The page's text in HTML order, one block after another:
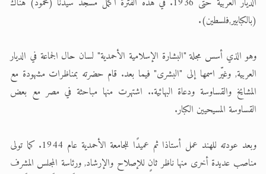
(بالكبابير,فلسطين).
وهو الذي أسس مجلة "البشارة الإسلامية الأحمدية" لسان حال الجماعة في الديار
العربية, وغيّر اسمها إلى "البشرى" فيما بعد. قام حضرته بمناظرات مشهودة مع
المشايخ والقساوسة ودعاة البهائية.. اشتهرت منها مباحثة في مصر مع بعض
القساوسة المسيحيين الكبار.
وبعد عودته للهند عمل أستاذا ثم عميدًا للجامعة الأحمدية عام 1944. كما تولى
مناصب عديدة أخرى منها ناظر ثانٍ للإصلاح والإرشاد, ورئاسة المجلس المشرف